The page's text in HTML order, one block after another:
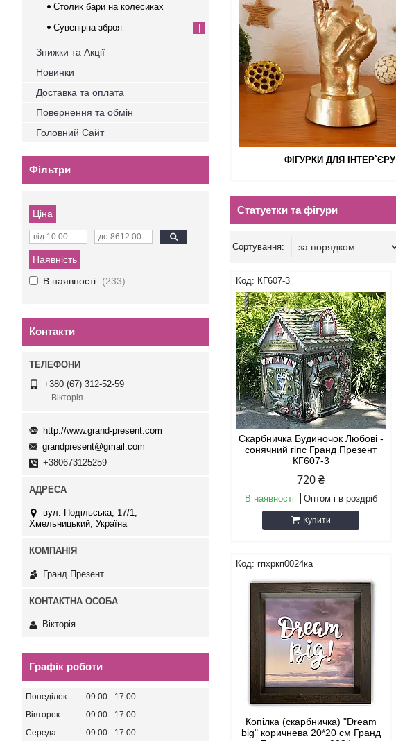
ФІГУРКИ ДЛЯ ІНТЕР`ЄРУ
Статуетки та фігури
КГ607-3
Скарбничка Будиночок Любові -
сонячний гіпс Гранд Презент
КГ607-3
720 ₴
В наявності Оптом і в роздріб
Купити
гпхркп0024ка
Копілка (скарбничка) "Dream
big" коричнева 20*20 см Гранд
Столик бари на колесиках
Сувенірна зброя
Знижки та Акції
Новинки
Доставка та оплата
Повернення та обмін
Головний Сайт
Фільтри
Ціна
Наявність
В наявності
233
Контакти
+380 (67) 312-52-59
Вікторія
http://www.grand-present.com
grandpresent@gmail.com
+380673125259
вул. Подільська, 17/1,
Хмельницький, Україна
Гранд Презент
Вікторія
Графік роботи
Понеділок 09:00
17:00
Вівторок
09:00
17:00
Середа
09:00
17:00